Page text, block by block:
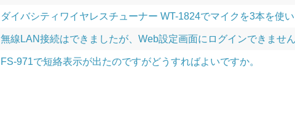
ダイバシティワイヤレスチューナー WT-1824でマイクを3本を使い
無線LAN接続はできましたが、Web設定画面にログインできませ
FS-971で短絡表示が出たのですがどうすればよいですか。